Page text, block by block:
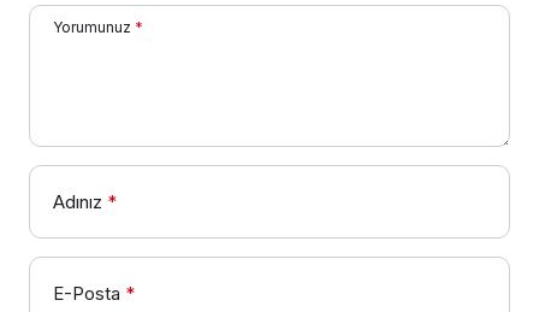
Yorumunuz *
Adınız *
E-Posta *